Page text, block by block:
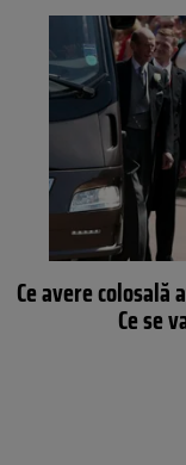
Ce avere colosală
Ce se